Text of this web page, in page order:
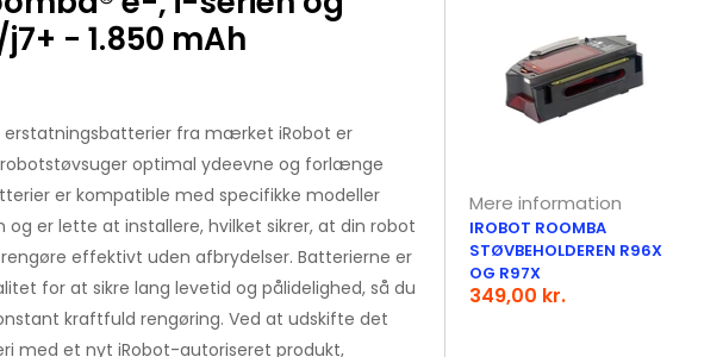
− 1.850 mAh
erstatningsbatterier fra mærket iRobot er
optimal ydeevne og forlænge
er kompatible med specifikke modeller
er lette at installere, hvilket sikrer, at din robot
effektivt uden afbrydelser. Batterierne er
for at sikre lang levetid og pålidelighed, så du
kraftfuld rengøring. Ved at udskifte det
med et nyt iRobot-autoriseret produkt,
Mere information
IROBOT ROOMBA
STØVBEHOLDEREN R96X
OG R97X
349,00 kr.